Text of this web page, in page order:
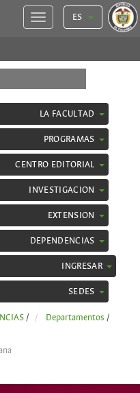
ES
LA FACULTAD
PROGRAMAS
CENTRO EDITORIAL
INVESTIGACION
EXTENSION
DEPENDENCIAS
INGRESAR
SEDES
/ Departamentos /